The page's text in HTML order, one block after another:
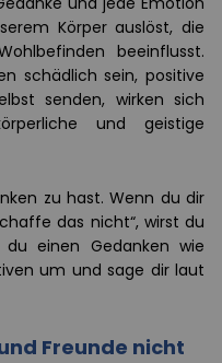
Körper auslöst, die
beeinflusst.
schädlich sein, positive
senden, wirken sich
und geistige
zu hast. Wenn du dir
das nicht“, wirst du
einen Gedanken wie
um und sage dir laut
Freunde nicht